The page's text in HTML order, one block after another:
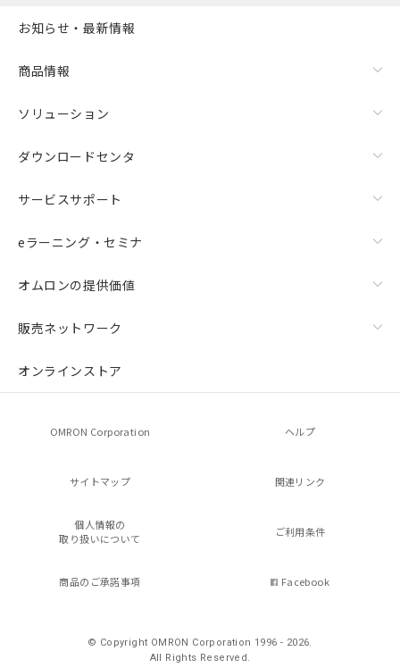
お知らせ・最新情報
商品情報
ソリューション
ダウンロードセンタ
サービスサポート
eラーニング・セミナ
オムロンの提供価値
販売ネットワーク
オンラインストア
OMRON Corporation ヘルプ
サイトマップ 関連リンク
個人情報の
取り扱いについて
ご利用条件
商品のご承諾事項 Facebook
© Copyright OMRON Corporation 1996 - 2026.
All Rights Reserved.